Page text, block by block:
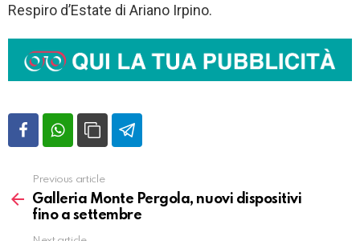
Respiro d’Estate di Ariano Irpino.
Vedi
altro
Previous article
Galleria Monte Pergola, nuovi dispositivi
fino a settembre